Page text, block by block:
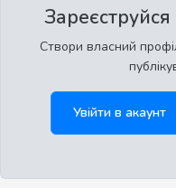
Створи власний
Увійти в акаунт